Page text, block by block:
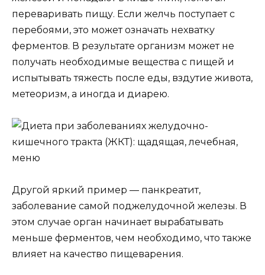
переваривать пищу. Если желчь поступает с
перебоями, это может означать нехватку
ферментов. В результате организм может не
получать необходимые вещества с пищей и
испытывать тяжесть после еды, вздутие живота,
метеоризм, а иногда и диарею.
Другой яркий пример — панкреатит,
заболевание самой поджелудочной железы. В
этом случае орган начинает вырабатывать
меньше ферментов, чем необходимо, что также
влияет на качество пищеварения.